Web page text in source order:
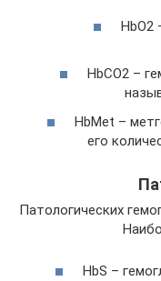
HbО2
HbСО2 –
HbMet –
его
Патологических
HbS –